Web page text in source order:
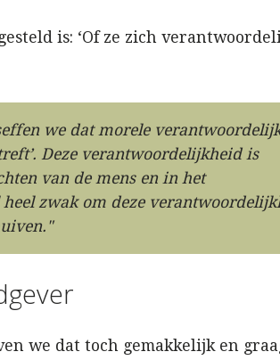
is: ‘Of ze zich
we dat morele
Deze verantwoordelijkheid is
van de mens en in het
zwak om deze
we dat toch gemakkelijk en